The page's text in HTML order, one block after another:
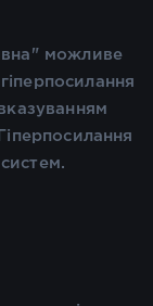
можливе